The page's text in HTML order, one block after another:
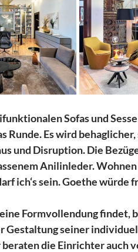
Sofas und
Runde. Es wird
und Disruption. Die
Anilinleder.
ich‘s sein. Goethe würde
Formvollendung
Gestaltung seiner
beraten die Einrichter auch